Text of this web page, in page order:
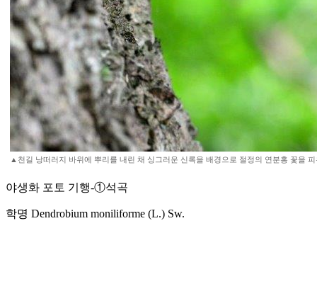
▲천길 낭떠러지 바위에 뿌리를 내린 채 싱그러운 신록을 배경으로 절정의 연분홍 꽃을
야생화 포토 기행-①석곡
학명 Dendrobium moniliforme (L.) Sw.